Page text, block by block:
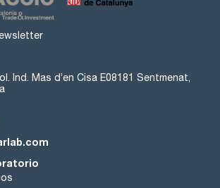
Ind. Mas d’en Cisa E08181 Sentmenat,